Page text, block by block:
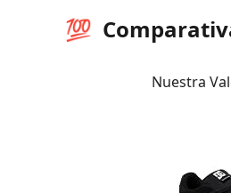
💯
Nuestra